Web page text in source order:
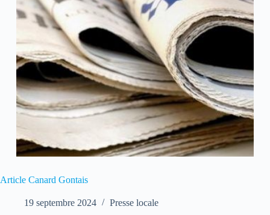
Article Canard Gontais
19 septembre 2024 Presse locale